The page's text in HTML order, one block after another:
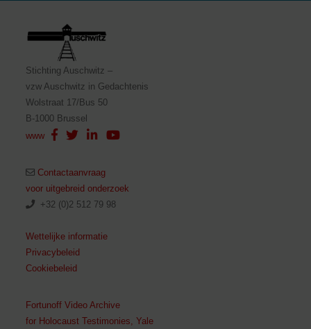
Stichting Auschwitz –
vzw Auschwitz in Gedachtenis
Wolstraat 17/Bus 50
B-1000 Brussel
www
Contactaanvraag
voor uitgebreid onderzoek
+32 (0)2 512 79 98
Wettelijke informatie
Privacybeleid
Cookiebeleid
Fortunoff Video Archive
for Holocaust Testimonies, Yale